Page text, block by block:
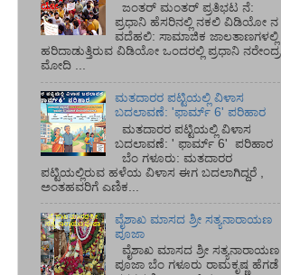
ಜಂತರ್ ಮಂತರ್ ಪ್ರತಿಭಟ ನೆ:
ಪ್ರಧಾನಿ ಹೆಸರಿನಲ್ಲಿ ನಕಲಿ ವಿಡಿಯೋ ನ
ವದೆಹಲಿ: ಸಾಮಾಜಿಕ ಜಾಲತಾಣಗಳಲ್ಲಿ
ಹರಿದಾಡುತ್ತಿರುವ ವಿಡಿಯೋ ಒಂದರಲ್ಲಿ ಪ್ರಧಾನಿ ನರೇಂದ್ರ
ಮೋದಿ ...
ಮತದಾರರ ಪಟ್ಟಿಯಲ್ಲಿ ವಿಳಾಸ
ಬದಲಾವಣೆ: 'ಫಾರ್ಮ್ 6' ಪರಿಹಾರ
ಮತದಾರರ ಪಟ್ಟಿಯಲ್ಲಿ ವಿಳಾಸ
ಬದಲಾವಣೆ: ' ಫಾರ್ಮ್ 6' ಪರಿಹಾರ
ಬೆಂ ಗಳೂರು: ಮತದಾರರ
ಪಟ್ಟಿಯಲ್ಲಿರುವ ಹಳೆಯ ವಿಳಾಸ ಈಗ ಬದಲಾಗಿದ್ದರೆ ,
ಅಂತಹವರಿಗೆ ಎಣಿಕ...
ವೈಶಾಖ ಮಾಸದ ಶ್ರೀ ಸತ್ಯನಾರಾಯಣ
ಪೂಜಾ
ವೈಶಾಖ ಮಾಸದ ಶ್ರೀ ಸತ್ಯನಾರಾಯಣ
ಪೂಜಾ ಬೆಂ ಗಳೂರು ರಾಮಕೃಷ್ಣ ಹೆಗಡೆ